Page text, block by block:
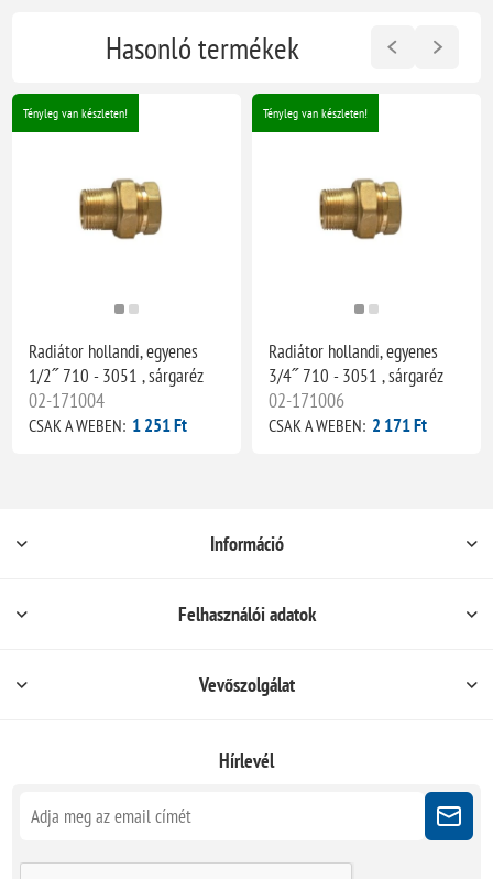
Hasonló termékek
Tényleg van készleten!
Radiátor hollandi, egyenes
1/2˝ 710 - 3051 , sárgaréz
02-171004
CSAK A WEBEN: 1 251 Ft
Tényleg van készleten!
Radiátor hollandi, egyenes
3/4˝ 710 - 3051 , sárgaréz
02-171006
CSAK A WEBEN: 2 171 Ft
Információ
Felhasználói adatok
Vevőszolgálat
Hírlevél